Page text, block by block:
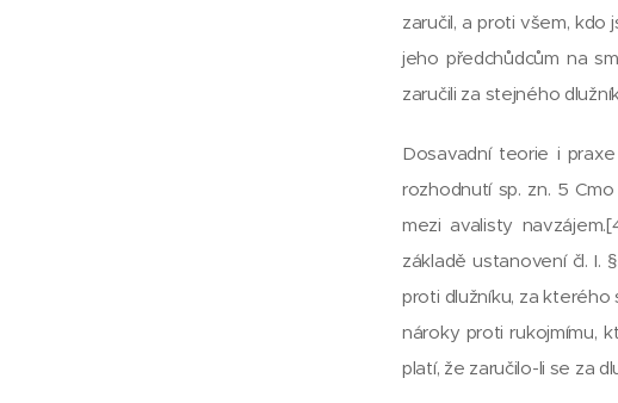
zaručil, a proti všem,
jeho předchůdcům na
zaručili za stejného
Dosavadní teorie i
rozhodnutí sp. zn. 5
mezi avalisty
základě ustanovení čl. I.
proti dlužníku, za kterého
nároky proti rukojmímu,
platí, že zaručilo-li se za